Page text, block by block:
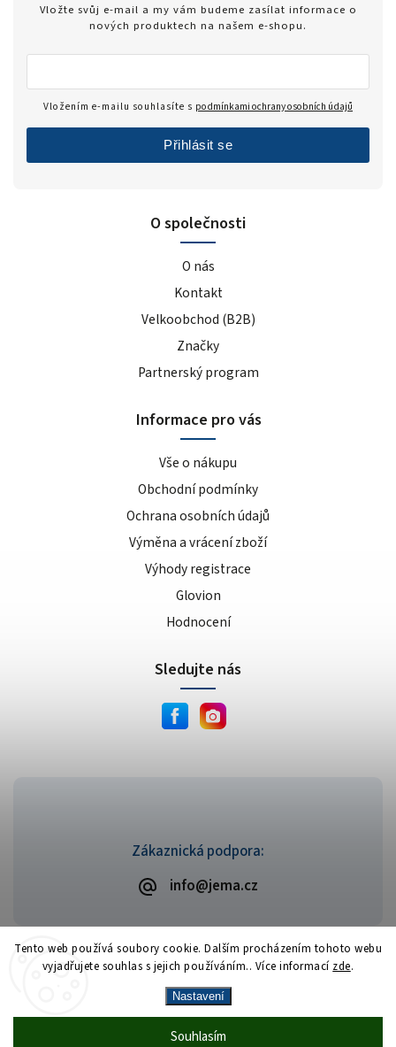
Tento web používá soubory cookie. Dalším procházením tohoto webu
vyjadřujete souhlas s jejich používáním.. Více informací zde.
Nastavení
Souhlasím
Vrácení zboží zdarma— celý srpen bez
Zákaznická podpora:
info@jema.cz
O společnosti
O nás
Kontakt
Velkoobchod (B2B)
Značky
Partnerský program
Informace pro vás
Vše o nákupu
Obchodní podmínky
Ochrana osobních údajů
Výměna a vrácení zboží
Výhody registrace
Glovion
Hodnocení
Vložte svůj e-mail a my vám budeme zasílat informace o
nových produktech na našem e-shopu.
Vložením e-mailu souhlasíte s podmínkami ochrany osobních údajů
Přihlásit se
Sledujte nás
Copyright 2026JEMA.cz. Všechna práva vyhrazena.
VytvořilShoptet| Design